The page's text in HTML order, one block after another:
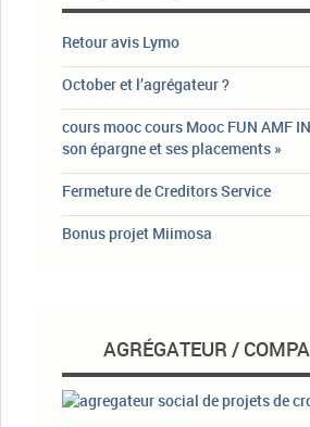
Retour avis Lymo
October et l’agrégateur ?
cours mooc cours Mooc FUN AMF
son épargne et ses placements »
Fermeture de Creditors Service
Bonus projet Miimosa
AGRÉGATEUR /